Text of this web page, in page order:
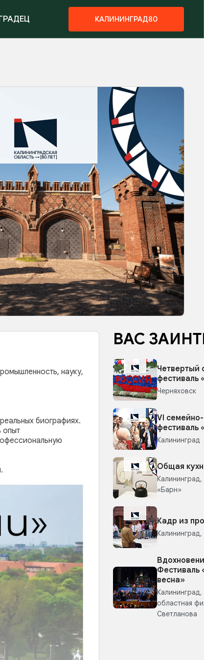
КАЛИНИНГРАД80
науку,
биографиях.
опыт
ВАС
Четвертый
фестиваль
Черняховск
VI
фестиваль
Калининград
Общая
«Барн»
Кадр из
Фестиваль
весна»
областная
Светланова